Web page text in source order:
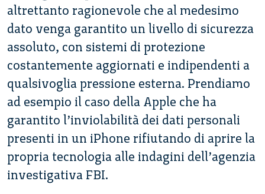
altrettanto ragionevole che al medesimo
dato venga garantito un livello di sicurezza
assoluto, con sistemi di protezione
costantemente aggiornati e indipendenti a
qualsivoglia pressione esterna. Prendiamo
ad esempio il caso della Apple che ha
garantito l’inviolabilità dei dati personali
presenti in un iPhone rifiutando di aprire la
propria tecnologia alle indagini dell’agenzia
investigativa FBI.